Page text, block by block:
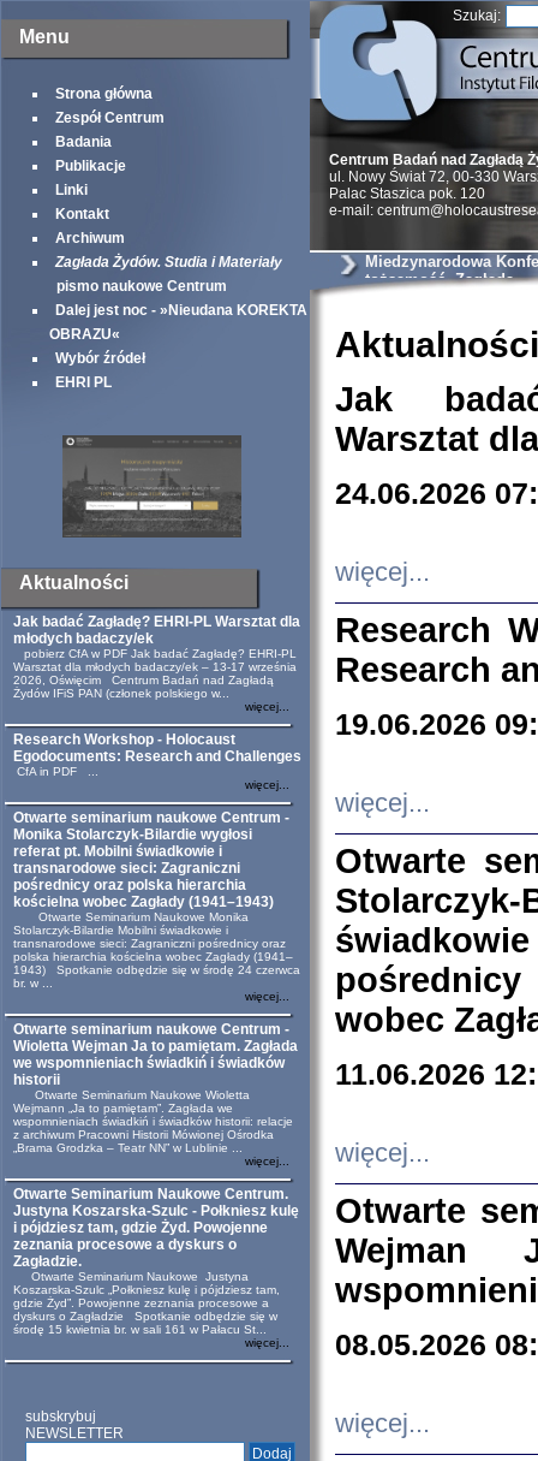
Menu
Strona główna
Zespół Centrum
Badania
Publikacje
Linki
Kontakt
Archiwum
Zagłada Żydów. Studia i Materiały
pismo naukowe Centrum
Dalej jest noc - »Nieudana KOREKTA
OBRAZU«
Wybór źródeł
EHRI PL
Aktualności
Jak badać Zagładę? EHRI-PL Warsztat dla
młodych badaczy/ek
pobierz CfA w PDF Jak badać Zagładę? EHRI-PL
Warsztat dla młodych badaczy/ek – 13-17 września
2026, Oświęcim Centrum Badań nad Zagładą
Żydów IFiS PAN (członek polskiego w...
więcej...
Research Workshop - Holocaust
Egodocuments: Research and Challenges
CfA in PDF ...
więcej...
Otwarte seminarium naukowe Centrum -
Monika Stolarczyk-Bilardie wygłosi
referat pt. Mobilni świadkowie i
transnarodowe sieci: Zagraniczni
pośrednicy oraz polska hierarchia
kościelna wobec Zagłady (1941–1943)
Otwarte Seminarium Naukowe Monika
Stolarczyk-Bilardie Mobilni świadkowie i
transnarodowe sieci: Zagraniczni pośrednicy oraz
polska hierarchia kościelna wobec Zagłady (1941–
1943) Spotkanie odbędzie się w środę 24 czerwca
br. w ...
więcej...
Otwarte seminarium naukowe Centrum -
Wioletta Wejman Ja to pamiętam. Zagłada
we wspomnieniach świadkiń i świadków
historii
Otwarte Seminarium Naukowe Wioletta
Wejmann „Ja to pamiętam”. Zagłada we
wspomnieniach świadkiń i świadków historii: relacje
z archiwum Pracowni Historii Mówionej Ośrodka
„Brama Grodzka – Teatr NN” w Lublinie ...
więcej...
Otwarte Seminarium Naukowe Centrum.
Justyna Koszarska-Szulc - Połkniesz kulę
i pójdziesz tam, gdzie Żyd. Powojenne
zeznania procesowe a dyskurs o
Zagładzie.
Otwarte Seminarium Naukowe Justyna
Koszarska-Szulc „Połkniesz kulę i pójdziesz tam,
gdzie Żyd”. Powojenne zeznania procesowe a
dyskurs o Zagładzie Spotkanie odbędzie się w
środę 15 kwietnia br. w sali 161 w Pałacu St...
więcej...
subskrybuj
NEWSLETTER
Szukaj:
Centrum Badań nad Zagładą
ul. Nowy Świat 72, 00-330
Palac Staszica pok. 120
e-mail:
Miedzynarodowa
tożsamość, Zagłada
Aktualności
Jak
Warsztat
24.06.2026
więcej...
Research
Research
19.06.2026
więcej...
Otwarte
wobec
11.06.2026
więcej...
Otwarte
Wejman
08.05.2026
więcej...